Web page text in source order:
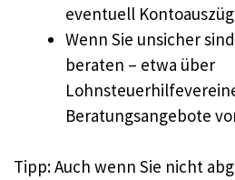
eventuell
Wenn Sie unsicher
beraten – etwa über
Beratungsangebote
Tipp: Auch wenn Sie nicht